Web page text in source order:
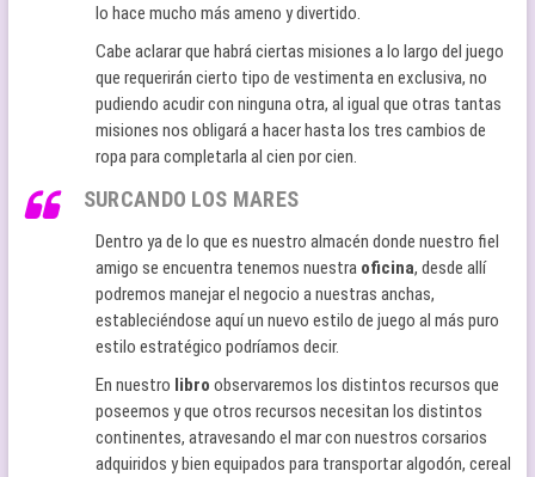
lo hace mucho más ameno y divertido.
Cabe aclarar que habrá ciertas misiones a lo largo del juego
que requerirán cierto tipo de vestimenta en exclusiva, no
pudiendo acudir con ninguna otra, al igual que otras tantas
misiones nos obligará a hacer hasta los tres cambios de
ropa para completarla al cien por cien.
SURCANDO LOS MARES
Dentro ya de lo que es nuestro almacén donde nuestro fiel
amigo se encuentra tenemos nuestra oficina, desde allí
podremos manejar el negocio a nuestras anchas,
estableciéndose aquí un nuevo estilo de juego al más puro
estilo estratégico podríamos decir.
En nuestro libro observaremos los distintos recursos que
poseemos y que otros recursos necesitan los distintos
continentes, atravesando el mar con nuestros corsarios
adquiridos y bien equipados para transportar algodón, cereal